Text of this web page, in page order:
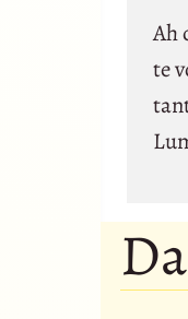
Ah
te